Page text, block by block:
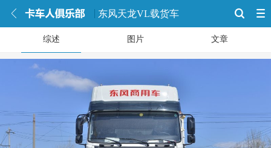
东风天龙VL载货车
综述 图片 文章